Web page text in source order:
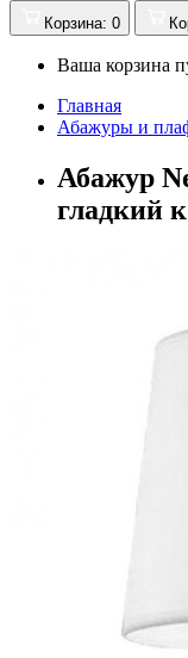
Корзина: 0
Ваша корзина
Главная
Абажуры и
Абажур
гладкий